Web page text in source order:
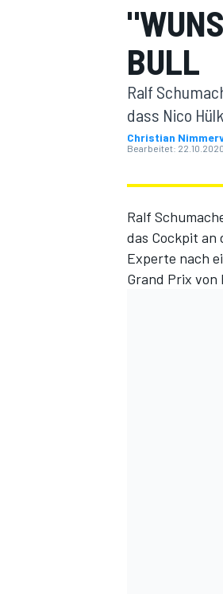
MOTOGP
BULL
Ralf
dass Nico
Christian
Bearbeitet:
Ralf
das Cockpit an
Experte nach
Grand Prix